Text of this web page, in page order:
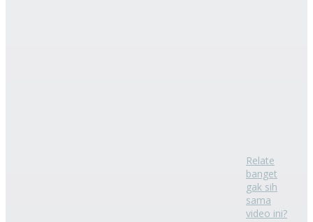
Relate
banget
gak sih
sama
video ini?